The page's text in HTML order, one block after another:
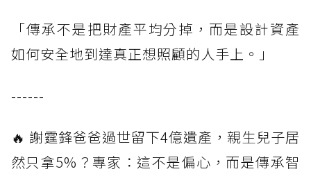
「傳承不是把財產平均分掉，而是設計資產
如何安全地到達真正想照顧的人手上。」
------
🔥 謝霆鋒爸爸過世留下4億遺產，親生兒子居
然只拿5%？專家：這不是偏心，而是傳承智